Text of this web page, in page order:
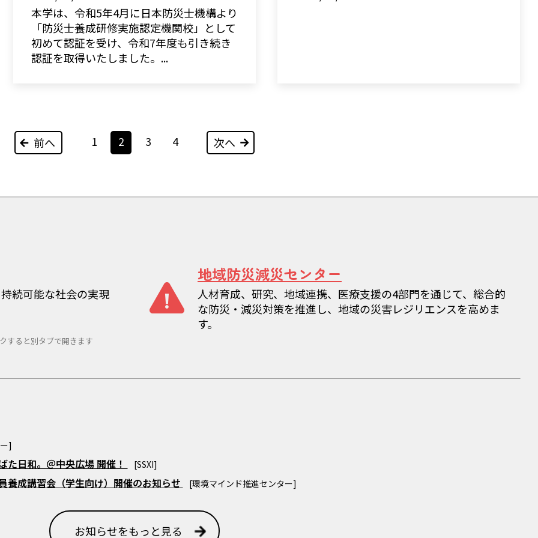
本学は、令和5年4月に日本防災士機構より
「防災士養成研修実施認定機関校」として
初めて認証を受け、令和7年度も引き続き
認証を取得いたしました。...
前へ 1 2 3 4 次へ
続可能な社会の実現
すると別タブで開きます
地域防災減災センター
人材育成、研究、地域連携、医療支援の4部門を通じて、総合的
な防災・減災対策を推進し、地域の災害レジリエンスを高めま
す。
]
た日和。＠中央広場 開催！ [SSXI]
養成講習会（学生向け）開催のお知らせ [環境マインド推進センター]
お知らせをもっと見る